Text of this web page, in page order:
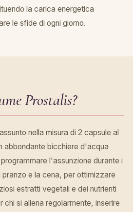
la carica energetica
le sfide di ogni giorno.
Prostalis?
nella misura di 2 capsule al
abbondante bicchiere d'acqua
l'assunzione durante i
e la cena, per ottimizzare
estratti vegetali e dei nutrienti
chi si allena regolarmente, inserire